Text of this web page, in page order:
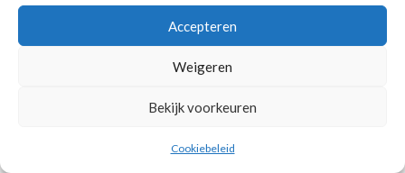
Accepteren
Weigeren
Bekijk voorkeuren
Cookiebeleid
© 2026 Voorbereiding op de Eerste Heilige Communie.